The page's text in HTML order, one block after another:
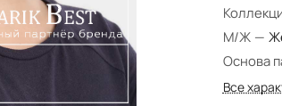
М/Ж —
Основа
Все